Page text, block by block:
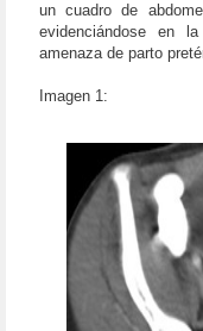
un cuadro de
evidenciándose en
amenaza de parto
Imagen 1: